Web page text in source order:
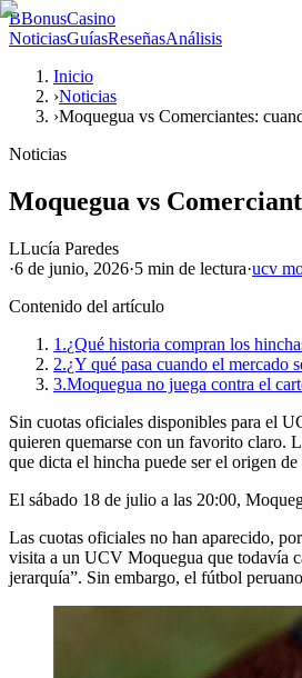
BBonusCasino
NoticiasGuíasReseñasAnálisis
Inicio
›Noticias
›Moquegua vs Comerciantes:
Noticias
Moquegua vs
LLucía Paredes
·6 de junio, 2026·5 min de lectura·ucv
Contenido del artículo
1.¿Qué historia compran los
2.¿Y qué pasa cuando el mercado
3.Moquegua no juega contra el
Sin cuotas oficiales disponibles para el
quieren quemarse con un favorito claro.
que dicta el hincha puede ser el origen
El sábado 18 de julio a las 20:00,
Las cuotas oficiales no han aparecido,
visita a un UCV Moquegua que todavía
jerarquía”. Sin embargo, el fútbol